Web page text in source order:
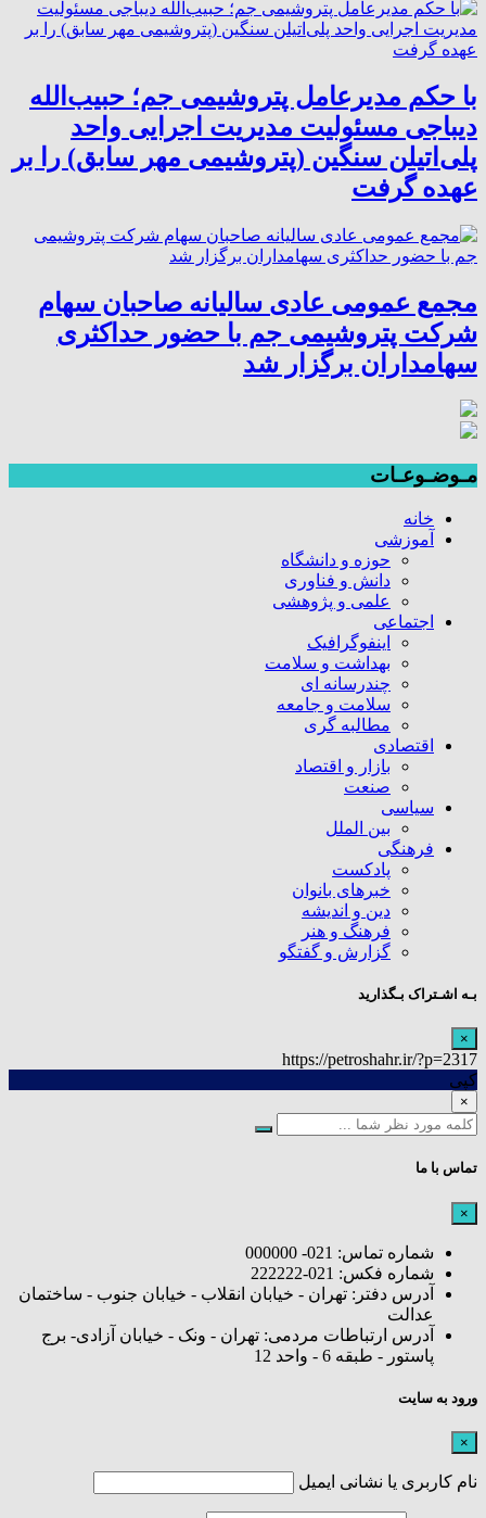
با حکم مدیرعامل پتروشیمی جم؛ حبیب‌الله
دیباجی مسئولیت مدیریت اجرایی واحد
پلی‌اتیلن سنگین (پتروشیمی مهر سابق) را بر
عهده گرفت
مجمع عمومی عادی سالیانه صاحبان سهام
شرکت پتروشیمی جم با حضور حداکثری
سهامداران برگزار شد
مـوضـوعـات
خانه
آموزشی
حوزه و دانشگاه
دانش و فناوری
علمی و پژوهشی
اجتماعی
اینفوگرافیک
بهداشت و سلامت
چندرسانه ای
سلامت و جامعه
مطالبه گری
اقتصادی
بازار و اقتصاد
صنعت
سیاسی
بین الملل
فرهنگی
پادکست
خبرهای بانوان
دین و اندیشه
فرهنگ و هنر
گزارش و گفتگو
بـه اشـتراک بـگذارید
×
https://petroshahr.ir/?p=2317
کپی
×
تماس با ما
×
شماره تماس: 021- 000000
شماره فکس: 021-222222
آدرس دفتر: تهران - خیابان انقلاب - خیابان جنوب - ساختمان
عدالت
آدرس ارتباطات مردمی: تهران - ونک - خیابان آزادی- برج
پاستور - طبقه 6 - واحد 12
ورود به سایت
×
نام کاربری یا نشانی ایمیل